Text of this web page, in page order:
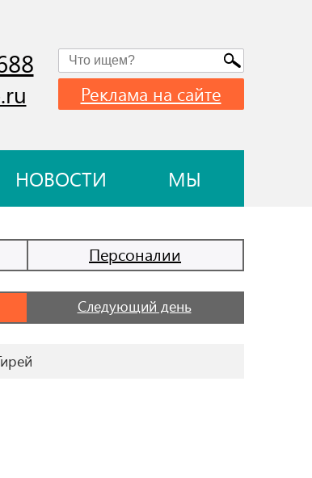
Реклама на сайте
НОВОСТИ МЫ
Персоналии
Следующий день